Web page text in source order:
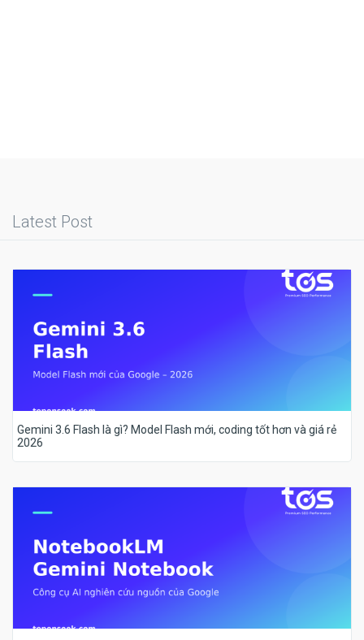
Latest Post
Gemini 3.6 Flash là gì? Model Flash mới, coding tốt hơn và giá rẻ
2026